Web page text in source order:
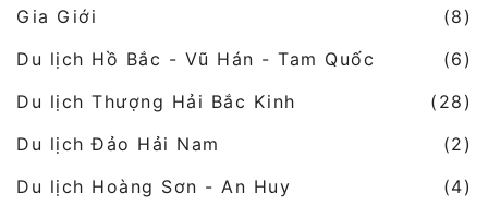
Gia Giới
(8)
Du lịch Hồ Bắc - Vũ Hán - Tam Quốc
(6)
Du lịch Thượng Hải Bắc Kinh
(28)
Du lịch Đảo Hải Nam
(2)
Du lịch Hoàng Sơn - An Huy
(4)